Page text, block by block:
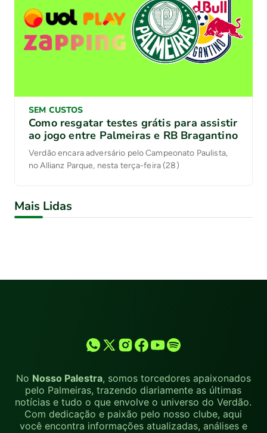
SEM CUSTOS
Como resgatar testes grátis para assistir
ao jogo entre Palmeiras e RB Bragantino
Verdão encara adversário pelo Campeonato Paulista,
no Allianz Parque, nesta terça-feira (28)
Mais Lidas
No Nosso Palestra, somos torcedores apaixonados
pelo Palmeiras, trazendo diariamente as últimas
notícias e tudo o que envolve o universo do Verdão.
Com dedicação e paixão pelo nosso clube, aqui
você encontra informações atualizadas, análises e